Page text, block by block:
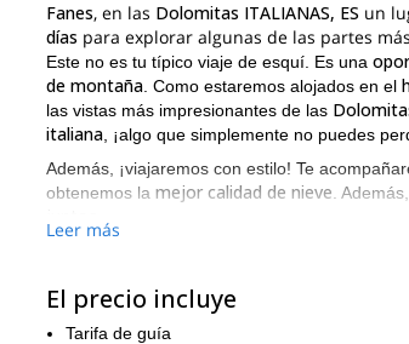
Fanes, en las Dolomitas ITALIANAS, ES un
días para explorar algunas de las partes
Este no es tu típico viaje de esquí. Es una
de montaña . Como estaremos alojados en el
las vistas más impresionantes de las
italiana , ¡algo que simplemente no puedes
Además, ¡viajaremos con estilo! Te
obtenemos la mejor calidad de nieve .
aventuras diarias.
Debido a las altitudes que alcanzaremos, este
Leer más
El precio incluye
Tarifa de guía